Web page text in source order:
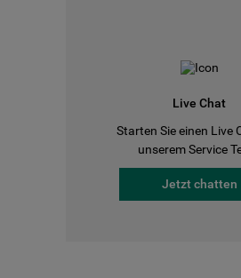
Live Chat
Starten Sie einen Live
unserem Service
Jetzt chatten